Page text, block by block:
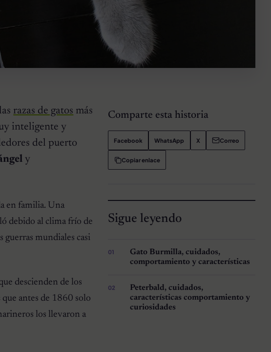
razas de gatos más
inteligente y
del puerto
y
en familia. Una
debido al clima frío de
guerras mundiales casi
descienden de los
que antes de 1860 solo
los llevaron a
Comparte esta historia
Facebook WhatsApp X Correo
Copiar enlace
Sigue leyendo
Gato Burmilla, cuidados,
comportamiento y características
Peterbald, cuidados,
características comportamiento y
curiosidades